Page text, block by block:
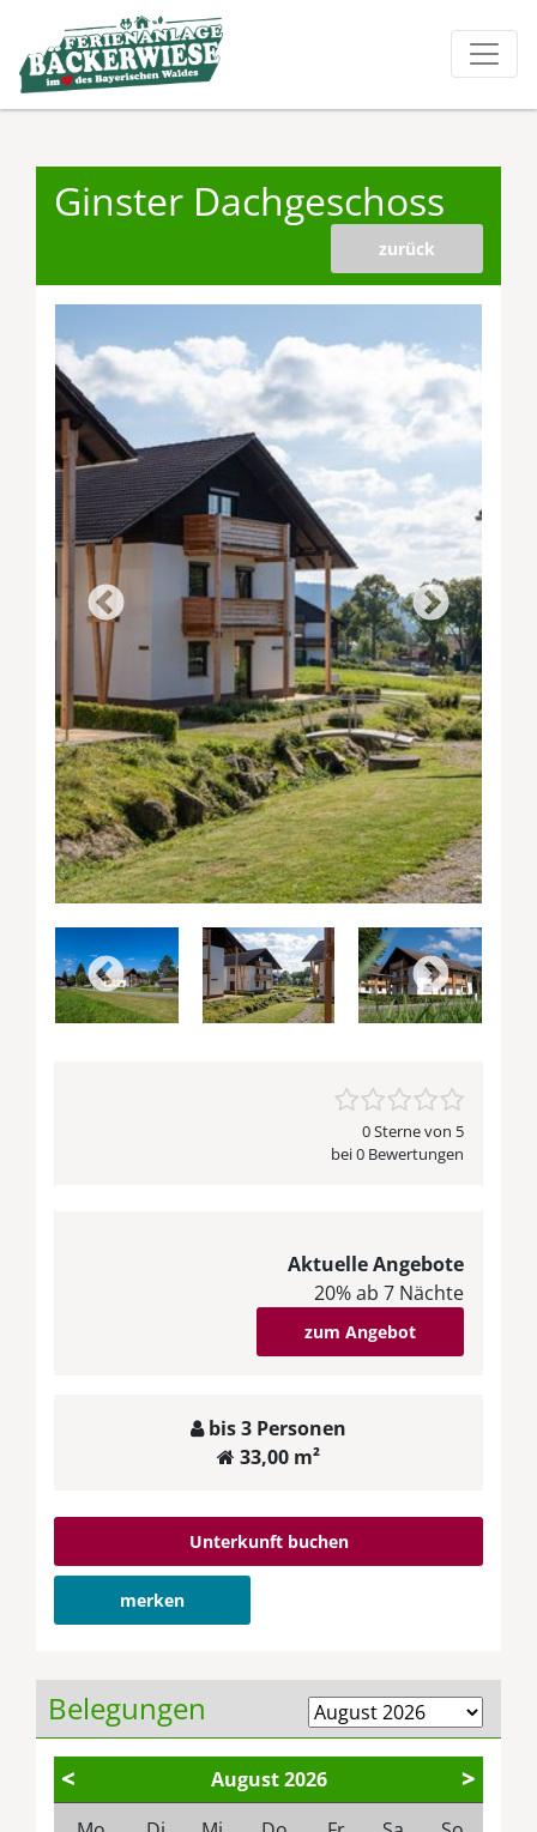
Ginster Dachgeschoss
zurück
0 Sterne von 5
bei 0 Bewertungen
Aktuelle Angebote
20% ab 7 Nächte
zum Angebot
bis 3 Personen
33,00 m²
Unterkunft buchen
merken
Belegungen
< August2026
>